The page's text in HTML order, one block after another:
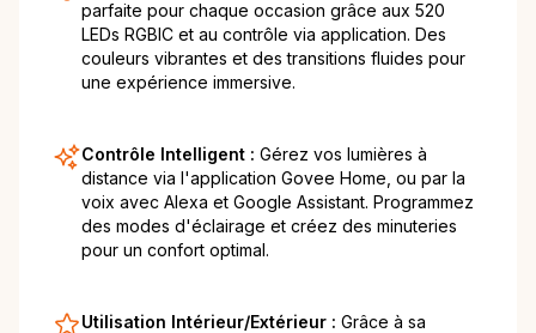
parfaite pour chaque occasion grâce aux 520
LEDs RGBIC et au contrôle via application. Des
couleurs vibrantes et des transitions fluides pour
une expérience immersive.
Contrôle Intelligent : Gérez vos lumières à
distance via l'application Govee Home, ou par la
voix avec Alexa et Google Assistant. Programmez
des modes d'éclairage et créez des minuteries
pour un confort optimal.
Utilisation Intérieur/Extérieur : Grâce à sa